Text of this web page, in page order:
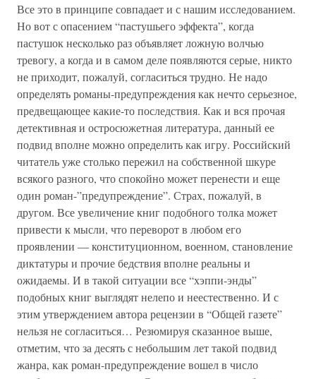
Все это в принципе совпадает и с нашим исследованием.
Но вот с опасением “пастушьего эффекта”, когда
пастушок несколько раз объявляет ложную волчью
тревогу, а когда и в самом деле появляются серые, никто
не приходит, пожалуй, согласиться трудно. Не надо
определять романы-предупреждения как нечто серьезное,
предвещающее какие-то последствия. Как и вся прочая
детективная и остросюжетная литература, данный ее
подвид вполне можно определить как игру. Российский
читатель уже столько пережил на собственной шкуре
всякого разного, что спокойно может перенести и еще
один роман-”предупреждение”. Страх, пожалуй, в
другом. Все увеличение книг подобного толка может
привести к мысли, что переворот в любом его
проявлении — конституционном, военном, становление
диктатуры и прочие бедствия вполне реальны и
ожидаемы. И в такой ситуации все “хэппи-энды”
подобных книг выглядят нелепо и неестественно. И с
этим утверждением автора рецензии в “Общей газете”
нельзя не согласиться… Резюмируя сказанное выше,
отметим, что за десять с небольшим лет такой подвид
жанра, как роман-предупреждение вошел в число